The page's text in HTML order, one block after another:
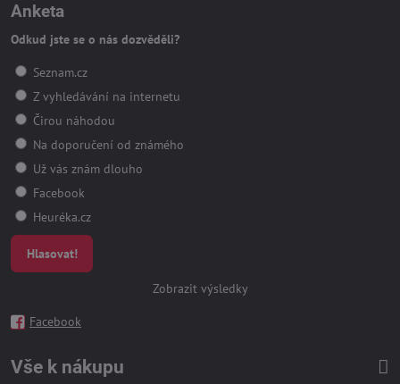
Anketa
Odkud jste se o nás dozvěděli?
Seznam.cz
Z vyhledávání na internetu
Čirou náhodou
Na doporučení od známého
Už vás znám dlouho
Facebook
Heuréka.cz
Hlasovat!
Zobrazit výsledky
Facebook
Vše k nákupu